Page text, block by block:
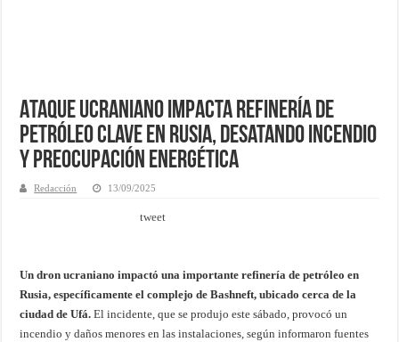
Ataque ucraniano impacta refinería de
petróleo clave en Rusia, desatando incendio
y preocupación energética
Redacción 13/09/2025
tweet
Un dron ucraniano impactó una importante refinería de petróleo en
Rusia, específicamente el complejo de Bashneft, ubicado cerca de la
ciudad de Ufá. El incidente, que se produjo este sábado, provocó un
incendio y daños menores en las instalaciones, según informaron fuentes